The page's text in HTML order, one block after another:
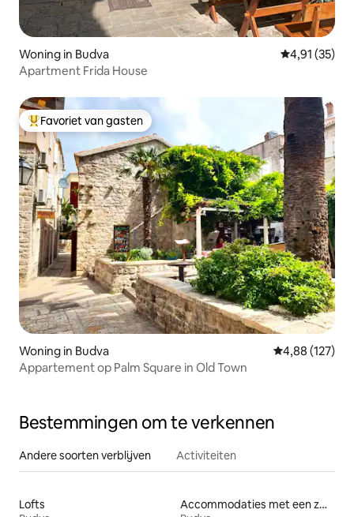
Woning in Budva Gemiddelde
4,91 (35)
Apartment Frida House
Topfavoriet van gasten
Favoriet van gasten
Woning in Budva Gemiddelde
4,88 (127)
Appartement op Palm Square in Old Town
Bestemmingen om te verkennen
Andere soorten verblijven Activiteiten
Lofts
Accommodaties met een zwembad